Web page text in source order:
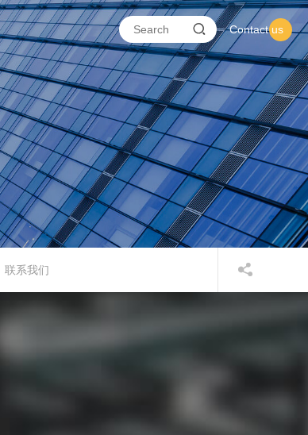
Contact us
联系我们